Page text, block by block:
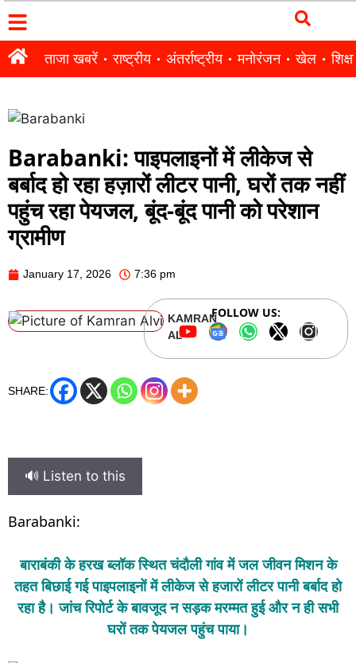
ताजा खबरें राष्ट्रीय अंतर्राष्ट्रीय मनोरंजन खेल शिक्षा
Barabanki: पाइपलाइनों में लीकेज से
बर्बाद हो रहा हज़ारों लीटर पानी, घरों तक नहीं
पहुंच रहा पेयजल, बूंद-बूंद पानी को परेशान
ग्रामीण
January 17, 2026 7:36 pm
KAMRAN
ALVI
FOLLOW US:
SHARE:
🔊 Listen to this
Barabanki:
बाराबंकी के हरख ब्लॉक स्थित चंदौली गांव में जल जीवन मिशन के
तहत बिछाई गई पाइपलाइनों में लीकेज से हजारों लीटर पानी बर्बाद हो
रहा है। जांच रिपोर्ट के बावजूद न सड़क मरम्मत हुई और न ही सभी
घरों तक पेयजल पहुंच पाया।